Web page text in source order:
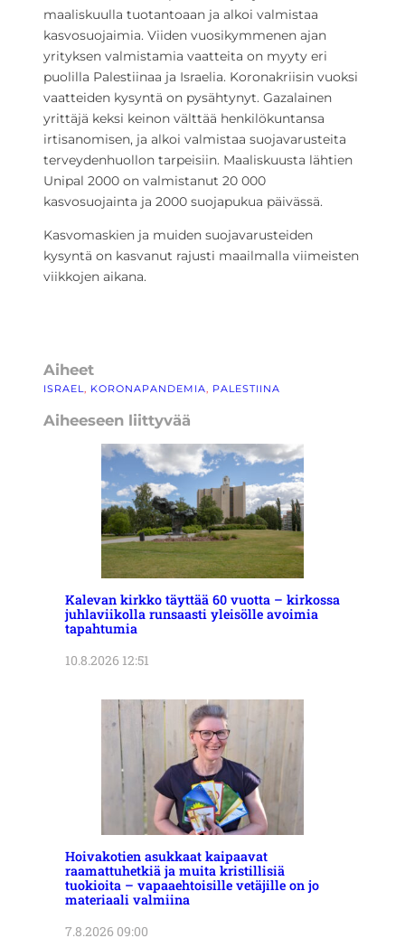
maaliskuulla tuotantoaan ja alkoi valmistaa
kasvosuojaimia. Viiden vuosikymmenen ajan
yrityksen valmistamia vaatteita on myyty eri
puolilla Palestiinaa ja Israelia. Koronakriisin vuoksi
vaatteiden kysyntä on pysähtynyt. Gazalainen
yrittäjä keksi keinon välttää henkilökuntansa
irtisanomisen, ja alkoi valmistaa suojavarusteita
terveydenhuollon tarpeisiin. Maaliskuusta lähtien
Unipal 2000 on valmistanut 20 000
kasvosuojainta ja 2000 suojapukua päivässä.
Kasvomaskien ja muiden suojavarusteiden
kysyntä on kasvanut rajusti maailmalla viimeisten
viikkojen aikana.
Aiheet
ISRAEL, KORONAPANDEMIA, PALESTIINA
Aiheeseen liittyvää
Kalevan kirkko täyttää 60 vuotta – kirkossa
juhlaviikolla runsaasti yleisölle avoimia
tapahtumia
10.8.2026 12:51
Hoivakotien asukkaat kaipaavat
raamattuhetkiä ja muita kristillisiä
tuokioita – vapaaehtoisille vetäjille on jo
materiaali valmiina
7.8.2026 09:00